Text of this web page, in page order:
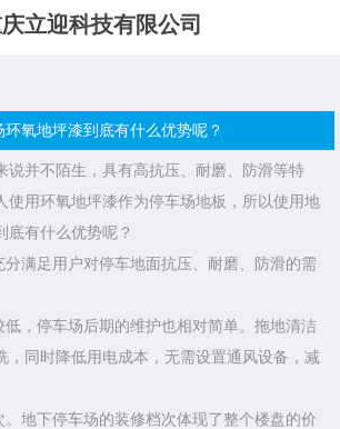
立迎科技有限公司
环氧地坪漆到底有什么优势呢？
并不陌生，具有高抗压、耐磨、防滑等特
使用环氧地坪漆作为停车场地板，所以使用地
底有什么优势呢？
足用户对停车地面抗压、耐磨、防滑的需
，停车场后期的维护也相对简单。拖地清洁
，同时降低用电成本，无需设置通风设备，减
下停车场的装修档次体现了整个楼盘的价